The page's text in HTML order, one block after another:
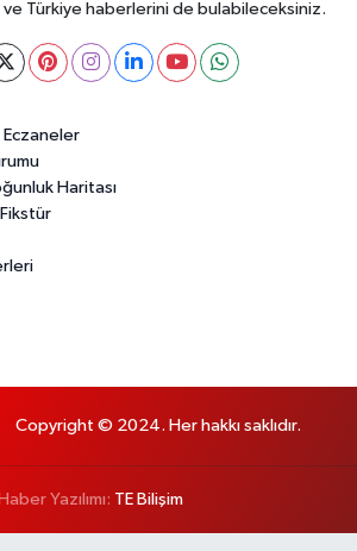
ve Türkiye haberlerini de bulabileceksiniz.
Haritası
Copyright © 2024. Her hakkı saklıdır.
Haber Yazılımı: TE Bilişim